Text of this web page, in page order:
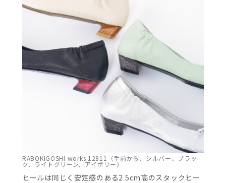
RABOKIGOSHI works 12811（手前から、シルバー、ブラッ
ク、ライトグリーン、アイボリー）
ヒールは同じく安定感のある2.5cm高のスタックヒー